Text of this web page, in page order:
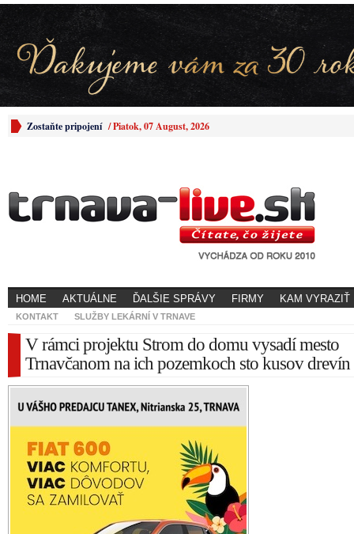
Zostaňte pripojení /Piatok, 07 August, 2026
HOME AKTUÁLNE ĎALŠIE SPRÁVY FIRMY KAM VYRAZIŤ
KONTAKT SLUŽBY LEKÁRNÍ V TRNAVE
V rámci projektu Strom do domu vysadí mesto
Trnavčanom na ich pozemkoch sto kusov drevín